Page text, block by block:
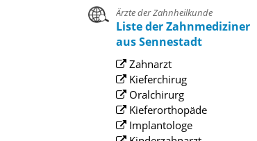
Ärzte der Zahnheilkunde
Liste der Zahnmediziner
aus Sennestadt
Zahnarzt
Kieferchirug
Oralchirurg
Kieferorthopäde
Implantologe